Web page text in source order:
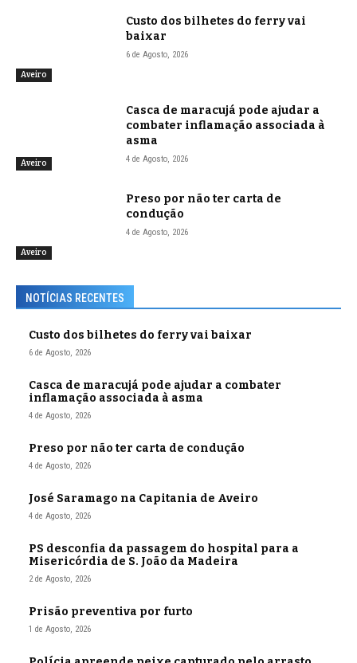
Aveiro
Custo dos bilhetes do ferry vai
baixar
6 de Agosto, 2026
Aveiro
Casca de maracujá pode ajudar a
combater inflamação associada à
asma
4 de Agosto, 2026
Aveiro
Preso por não ter carta de
condução
4 de Agosto, 2026
NOTÍCIAS RECENTES
Custo dos bilhetes do ferry vai baixar
6 de Agosto, 2026
Casca de maracujá pode ajudar a combater
inflamação associada à asma
4 de Agosto, 2026
Preso por não ter carta de condução
4 de Agosto, 2026
José Saramago na Capitania de Aveiro
4 de Agosto, 2026
PS desconfia da passagem do hospital para a
Misericórdia de S. João da Madeira
2 de Agosto, 2026
Prisão preventiva por furto
1 de Agosto, 2026